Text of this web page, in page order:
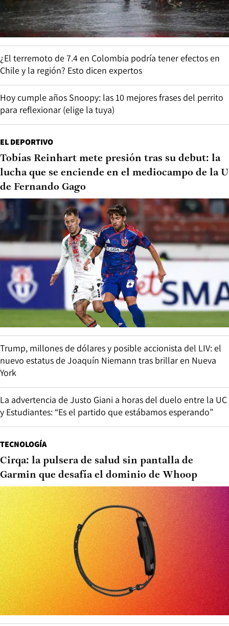
¿El terremoto de 7.4 en Colombia podría tener efectos en
Chile y la región? Esto dicen expertos
Hoy cumple años Snoopy: las 10 mejores frases del perrito
para reflexionar (elige la tuya)
EL DEPORTIVO
Tobías Reinhart mete presión tras su debut: la
lucha que se enciende en el mediocampo de la U
de Fernando Gago
Trump, millones de dólares y posible accionista del LIV: el
nuevo estatus de Joaquín Niemann tras brillar en Nueva
York
La advertencia de Justo Giani a horas del duelo entre la UC
y Estudiantes: “Es el partido que estábamos esperando”
TECNOLOGÍA
Cirqa: la pulsera de salud sin pantalla de
Garmin que desafía el dominio de Whoop